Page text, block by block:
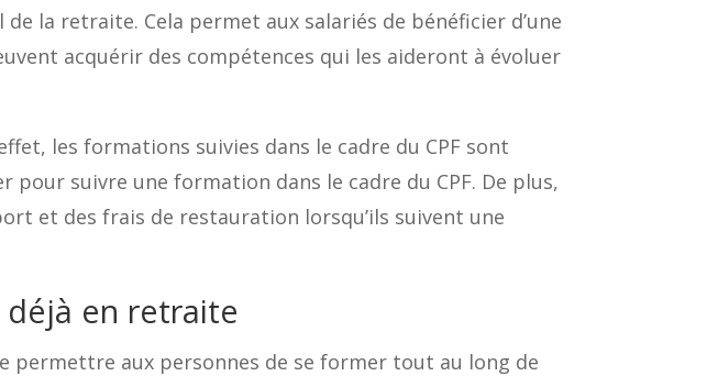
la retraite. Cela permet aux salariés de bénéficier d’une
acquérir des compétences qui les aideront à évoluer
les formations suivies dans le cadre du CPF sont
pour suivre une formation dans le cadre du CPF. De plus,
et des frais de restauration lorsqu’ils suivent une
déjà en retraite
permettre aux personnes de se former tout au long de